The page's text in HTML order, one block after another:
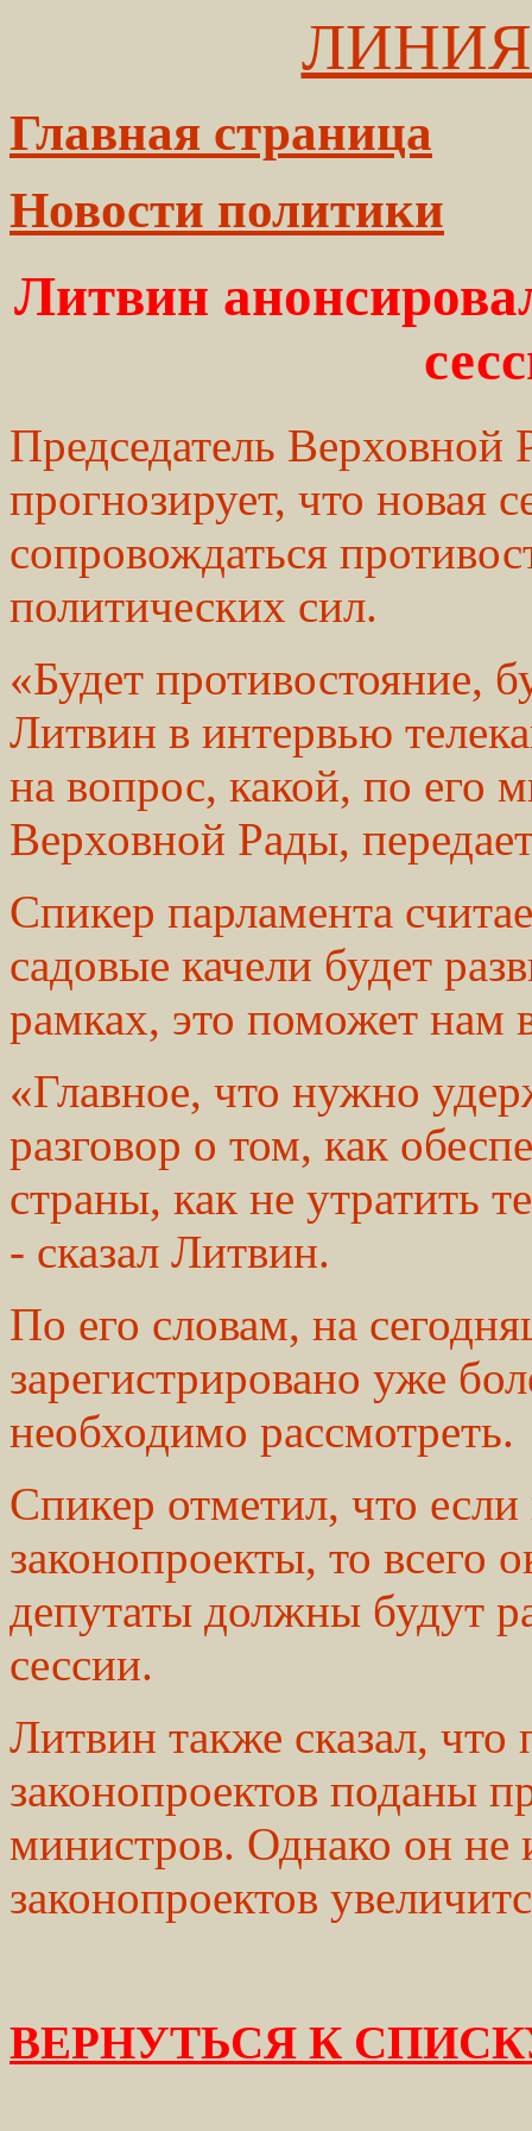
Главная страница
Новости политики
Литвин
Председатель
прогнозирует, что новая
сопровождаться
политических сил.
«Будет противостояние,
Литвин в интервью
на вопрос, какой, по его
Верховной Рады,
Спикер парламента
садовые качели будет
рамках, это поможет нам
«Главное, что нужно
разговор о том, как
страны, как не утратить
- сказал Литвин.
По его словам, на
зарегистрировано уже
необходимо рассмотреть.
Спикер отметил, что если
законопроекты, то всего
депутаты должны будут
сессии.
Литвин также сказал, что
законопроектов поданы
министров. Однако он не
законопроектов
ВЕРНУТЬСЯ К